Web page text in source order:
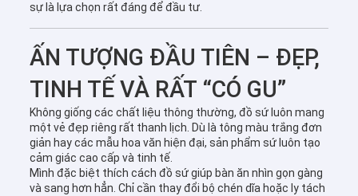
sự là lựa chọn rất đáng để đầu tư.
ẤN TƯỢNG ĐẦU TIÊN – ĐẸP,
TINH TẾ VÀ RẤT “CÓ GU”
Không giống các chất liệu thông thường, đồ sứ luôn mang
một vẻ đẹp riêng rất thanh lịch. Dù là tông màu trắng đơn
giản hay các mẫu hoa văn hiện đại, sản phẩm sứ luôn tạo
cảm giác cao cấp và tinh tế.
Mình đặc biệt thích cách đồ sứ giúp bàn ăn nhìn gọn gàng
và sang hơn hẳn. Chỉ cần thay đổi bộ chén dĩa hoặc ly tách